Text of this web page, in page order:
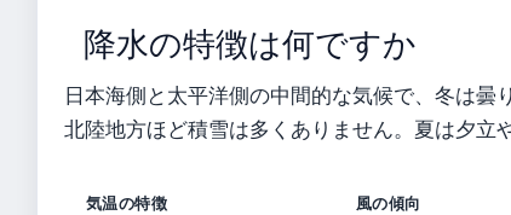
降水の特徴は何ですか
日本海側と太平洋側の中間的な気候で、冬は曇
北陸地方ほど積雪は多くありません。夏は夕立
気温の特徴 風の傾向